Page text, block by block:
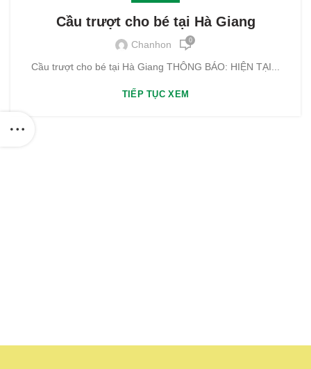
Cầu trượt cho bé tại Hà Giang
Chanhon 0
Cầu trượt cho bé tại Hà Giang THÔNG BÁO: HIỆN TẠI...
TIẾP TỤC XEM